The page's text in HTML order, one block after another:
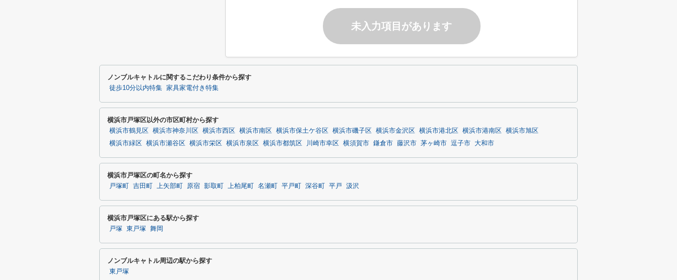
未入力項目があります
ノンブルキャトルに関するこだわり条件から探す
徒歩10分以内特集 家具家電付き特集
横浜市戸塚区以外の市区町村から探す
横浜市鶴見区 横浜市神奈川区 横浜市西区 横浜市南区 横浜市保土ケ谷区 横浜市磯子区 横浜市金沢区 横浜市港北区 横浜市港南区
横浜市旭区
横浜市緑区
横浜市瀬谷区 横浜市栄区 横浜市泉区 横浜市都筑区 川崎市幸区 横須賀市 鎌倉市 藤沢市 茅ヶ崎市 逗子市 大和市
横浜市戸塚区の町名から探す
戸塚町 吉田町 上矢部町 原宿 影取町 上柏尾町 名瀬町 平戸町 深谷町 平戸 汲沢
横浜市戸塚区にある駅から探す
戸塚 東戸塚 舞岡
ノンブルキャトル周辺の駅から探す
東戸塚